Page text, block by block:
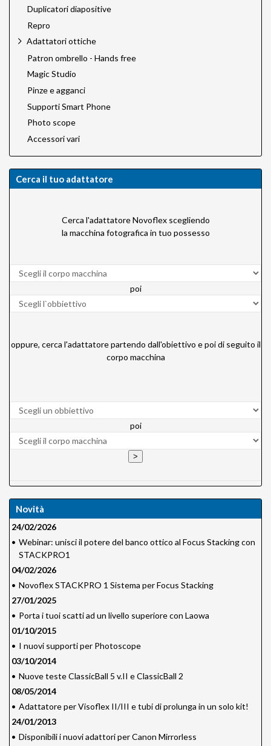
Duplicatori diapositive
Repro
Adattatori ottiche
Patron ombrello - Hands free
Magic Studio
Pinze e agganci
Supporti Smart Phone
Photo scope
Accessori vari
Cerca il tuo adattatore
Cerca l'adattatore Novoflex scegliendo
la macchina fotografica in tuo possesso
poi
oppure, cerca l'adattatore partendo dall'obiettivo e poi di seguito il
corpo macchina
poi
Novità
24/02/2026
• Webinar: unisci il potere del banco ottico al Focus Stacking con
STACKPRO1
04/02/2026
• Novoflex STACKPRO 1 Sistema per Focus Stacking
27/01/2025
• Porta i tuoi scatti ad un livello superiore con Laowa
01/10/2015
• I nuovi supporti per Photoscope
03/10/2014
• Nuove teste ClassicBall 5 v.II e ClassicBall 2
08/05/2014
• Adattatore per Visoflex II/III e tubi di prolunga in un solo kit!
24/01/2013
• Disponibili i nuovi adattori per Canon Mirrorless